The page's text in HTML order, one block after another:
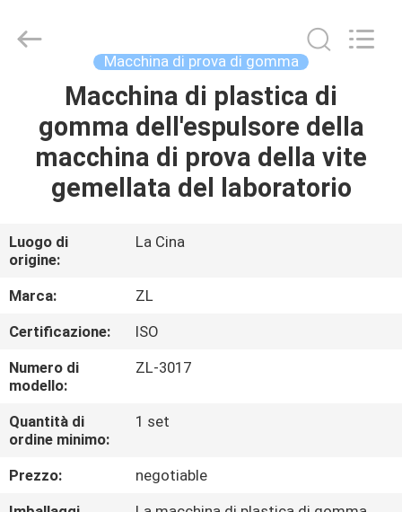
PRODOTTI
VIDEO
CIRCA
NOI
GIRO
DELLA
FABBRICA
CONTROLLO
DI
Instrument
Technology
Macchina di prova di gomma
Macchina di plastica di
gomma dell'espulsore della
macchina di prova della vite
gemellata del laboratorio
Luogo di
origine:
La Cina
Marca:
ZL
Certificazione:
ISO
Numero di
modello:
ZL-3017
Quantità di
ordine minimo:
1 set
Prezzo:
negotiable